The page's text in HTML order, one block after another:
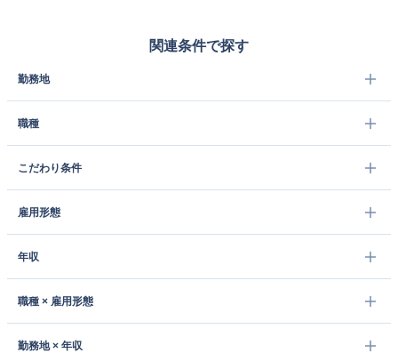
関連条件で探す
勤務地
職種
こだわり条件
雇用形態
年収
職種 × 雇用形態
勤務地 × 年収